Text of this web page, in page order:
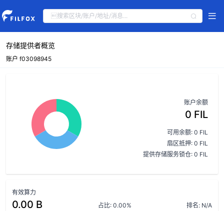
存储提供者概览
账户 f03098945
账户余额
0 FIL
可用余额: 0 FIL
扇区抵押: 0 FIL
提供存储服务锁仓: 0 FIL
有效算力
0.00 B 占比: 0.00% 排名: N/A